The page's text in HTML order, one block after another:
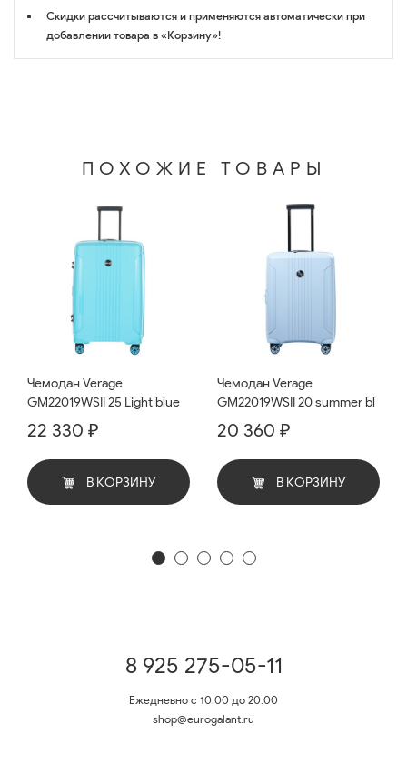
Скидки рассчитываются и применяются автоматически при
добавлении товара в «Корзину»!
ПОХОЖИЕ ТОВАРЫ
Чемодан Verage
GM22019WSII 25 Light blue
22 330 ₽
В КОРЗИНУ
Чемодан Verage
GM22019WSII 20 summer bl
20 360 ₽
В КОРЗИНУ
8 925 275-05-11
Ежедневно с 10:00 до 20:00
shop@eurogalant.ru